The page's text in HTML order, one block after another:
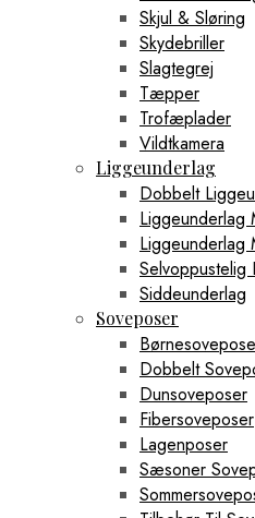
Skjul & Sløring
Skydebriller
Slagtegrej
Tæpper
Trofæplader
Vildtkamera
Liggeunderlag
Dobbelt
Liggeunderlag
Liggeunderlag
Selvoppustelig
Siddeunderlag
Soveposer
Dobbelt
Dunsoveposer
Fibersoveposer
Lagenposer
Sæsoner